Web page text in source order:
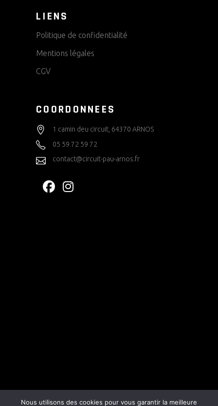
LIENS
Politique de confidentialité
Mentions légales
CGV
COORDONNEES
1 camin deu circuit, 64370 ARNOS
05 59 72 59 72
contact@circuit-pau-arnos.fr
Nous utilisons des cookies pour vous garantir la meilleure